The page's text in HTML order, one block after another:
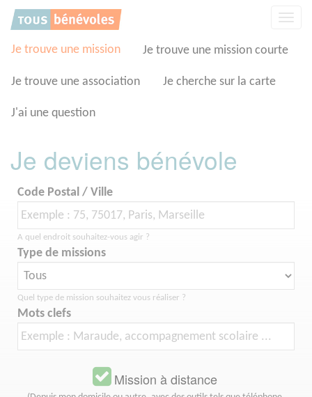
Je trouve une mission Je trouve une mission courte
Je trouve une association Je cherche sur la carte
J'ai une question
Je deviens bénévole
Code Postal / Ville
A quel endroit souhaitez-vous agir ?
Type de missions
Quel type de mission souhaitez vous réaliser ?
Mots clefs
Mission à distance
Panneau de gestion des cookies